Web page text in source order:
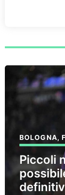
BOLOGNA,
Piccoli